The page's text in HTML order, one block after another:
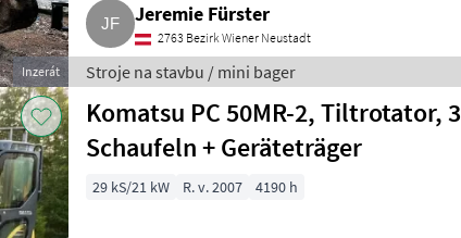
Inzerát
Jeremie Fürster
2763 Bezirk Wiener Neustadt
Stroje na stavbu / mini bager
Komatsu PC 50MR-2, Tiltrotator, 3
Schaufeln + Geräteträger
29 kS/21 kW R. v. 2007 4190 h